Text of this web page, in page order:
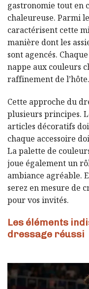
gastronomie tout en
chaleureuse. Parmi
caractérisent cette
manière dont les
sont agencés.
nappe aux couleurs
raffinement de l’hôte.
Cette approche du
plusieurs principes.
articles décoratifs
chaque accessoire
La palette de
joue également un
ambiance agréable.
serez en mesure de
pour vos invités.
Les éléments
dressage réussi